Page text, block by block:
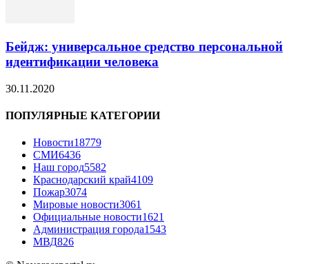
Бейдж: универсальное средство персональной
идентификации человека
30.11.2020
ПОПУЛЯРНЫЕ КАТЕГОРИИ
Новости18779
СМИ6436
Наш город5582
Краснодарский край4109
Пожар3074
Мировые новости3061
Официальные новости1621
Администрация города1543
МВД826